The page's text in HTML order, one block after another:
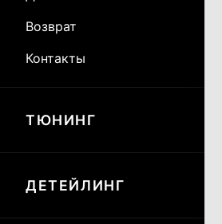
Возврат
Контакты
ТЮНИНГ
ДЕТЕЙЛИНГ